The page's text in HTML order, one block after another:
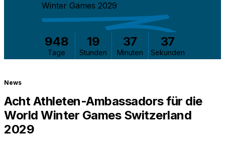
Winter Games 2029
948
Tage
19
Stunden
37
Minuten
37
Sekunden
News
Acht Athleten-Ambassadors für die
World Winter Games Switzerland
2029